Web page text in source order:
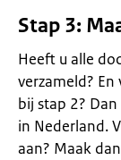
Stap 3:
Heeft u alle
verzameld?
bij stap 2?
in Nederland.
aan? Maak